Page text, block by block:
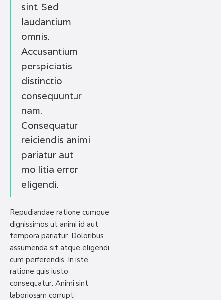
sint. Sed
laudantium
omnis.
Accusantium
perspiciatis
distinctio
consequuntur
nam.
Consequatur
reiciendis animi
pariatur aut
mollitia error
eligendi.
Repudiandae ratione cumque
dignissimos ut animi id aut
tempora pariatur. Doloribus
assumenda sit atque eligendi
cum perferendis. In iste
ratione quis iusto
consequatur. Animi sint
laboriosam corrupti